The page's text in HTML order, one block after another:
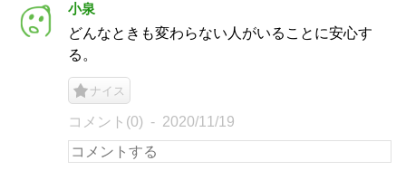
小泉
どんなときも変わらない人がいることに安心す
る。
ナイス
コメント(0) 2020/11/19